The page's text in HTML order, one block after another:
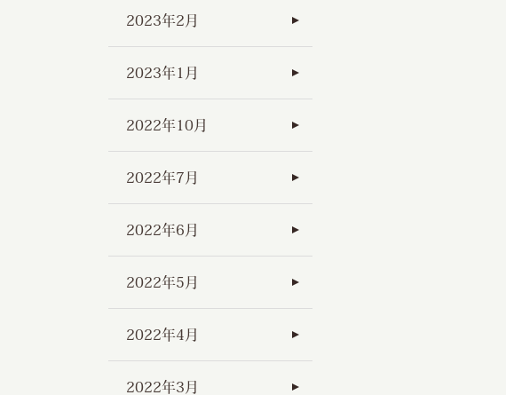
2023年2月
2023年1月
2022年10月
2022年7月
2022年6月
2022年5月
2022年4月
2022年3月